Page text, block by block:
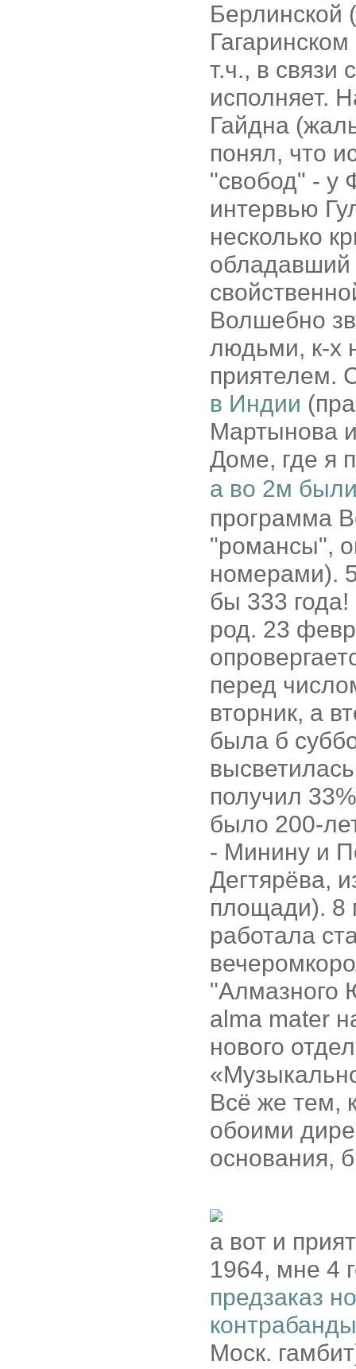
Берлинской
т.ч., в связи
исполняет.
Гайдна
понял, что
"свобод" - у
интервью
несколько
обладавший
Волшебно
людьми, к-х
приятелем.
в Индии
Мартынова
Доме, где я
а во 2м
программа
"романсы",
номерами).
бы 333 года!
род. 23
перед
вторник, а
была б
получил
было 200-
- Минину и
Дегтярёва,
площади). 8
работала
"Алмазного
alma mater
нового
Всё же тем,
обоими
основания,
а вот и
1964, мне 4
предзаказ
Моск.